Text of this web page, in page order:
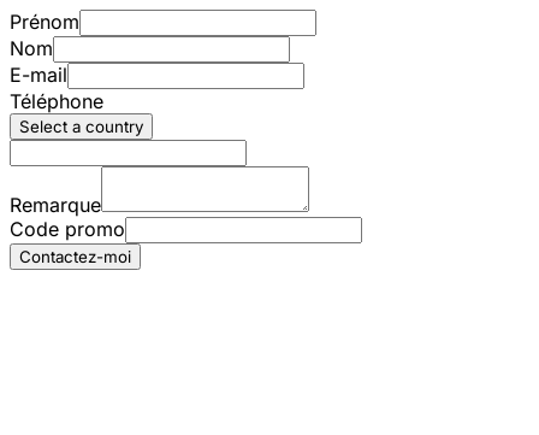
Prénom
Nom
E-mail
Téléphone
Select a country
Remarque
Code promo
Contactez-moi